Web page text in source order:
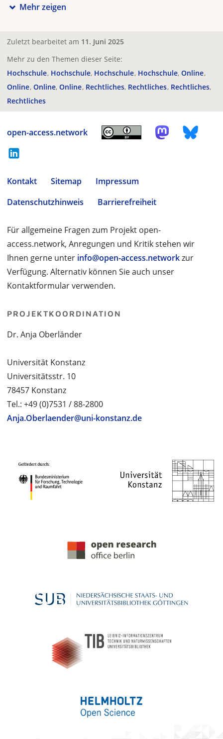
Mehr zeigen
Zuletzt bearbeitet am 11. Juni 2025
Mehr zu den Themen dieser Seite:
Hochschule Hochschule Hochschule Hochschule Online
Online Online Online Rechtliches Rechtliches Rechtliches
Rechtliches
open-access.network
Kontakt Sitemap
Impressum
Datenschutzhinweis
Barrierefreiheit
Für allgemeine Fragen zum Projekt open-
access.network, Anregungen und Kritik stehen wir
Ihnen gerne unter info@open-access.networkzur
Verfügung. Alternativ können Sie auch unser
Kontaktformular verwenden.
PROJEKTKOORDINATION
Dr. Anja Oberländer
Universität Konstanz
Universitätsstr. 10
78457 Konstanz
Tel.: +49 (0)7531 / 88-2800
Anja.Oberlaender@uni-konstanz.de